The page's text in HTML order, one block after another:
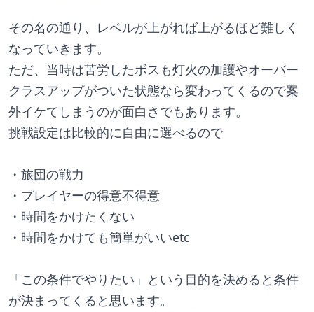
その名の通り、レベルが上がれば上がるほど難しく
なっていきます。
ただ、当時は苦労したボスも灯火の加護やオーバー
クラスアップがついた状態なら変わってくるので案
外イケてしまうのが面白さでもあります。
挑戦設定は比較的に自由に選べるので
・旅団の戦力
・プレイヤーの得意不得意
・時間をかけたくない
・時間をかけても簡単がいいetc
「この条件でやりたい」という目的を決めると条件
が決まってくると思います。